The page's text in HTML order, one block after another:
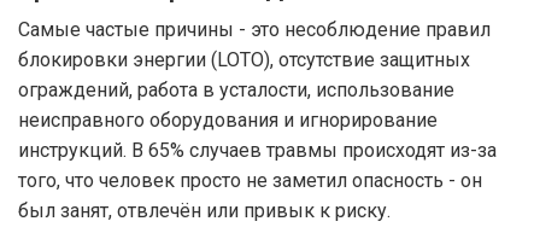
Самые частые причины - это несоблюдение правил
блокировки энергии (LOTO), отсутствие защитных
ограждений, работа в усталости, использование
неисправного оборудования и игнорирование
инструкций. В 65% случаев травмы происходят из-за
того, что человек просто не заметил опасность - он
был занят, отвлечён или привык к риску.